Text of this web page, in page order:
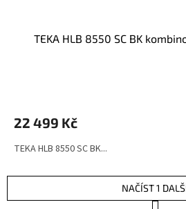
TEKA HLB 8550 SC BK
22 499 Kč
TEKA HLB 8550 SC BK...
NAČÍST 1